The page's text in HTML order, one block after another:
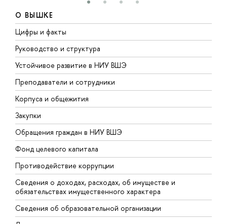
О ВЫШКЕ
Цифры и факты
Руководство и структура
Устойчивое развитие в НИУ ВШЭ
Преподаватели и сотрудники
Корпуса и общежития
Закупки
Обращения граждан в НИУ ВШЭ
Фонд целевого капитала
Противодействие коррупции
Сведения о доходах, расходах, об имуществе и
обязательствах имущественного характера
Сведения об образовательной организации